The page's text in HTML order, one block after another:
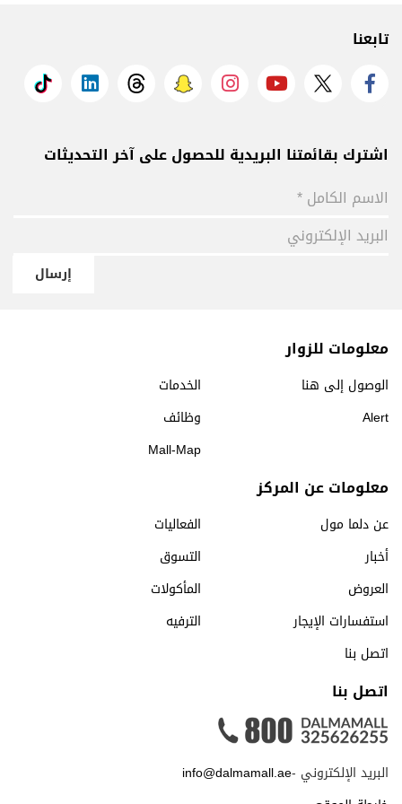
تابعنا
اشترك بقائمتنا البريدية للحصول على آخر التحديثات
إرسال
معلومات للزوار
الخدمات
الوصول إلى هنا
وظائف
Alert
Mall-Map
معلومات عن المركز
عن دلما مول
الفعاليات
أخبار
التسوق
العروض
المأكولات
استفسارات الإيجار
الترفيه
اتصل بنا
اتصل بنا
البريد الإلكتروني -info@dalmamall.ae